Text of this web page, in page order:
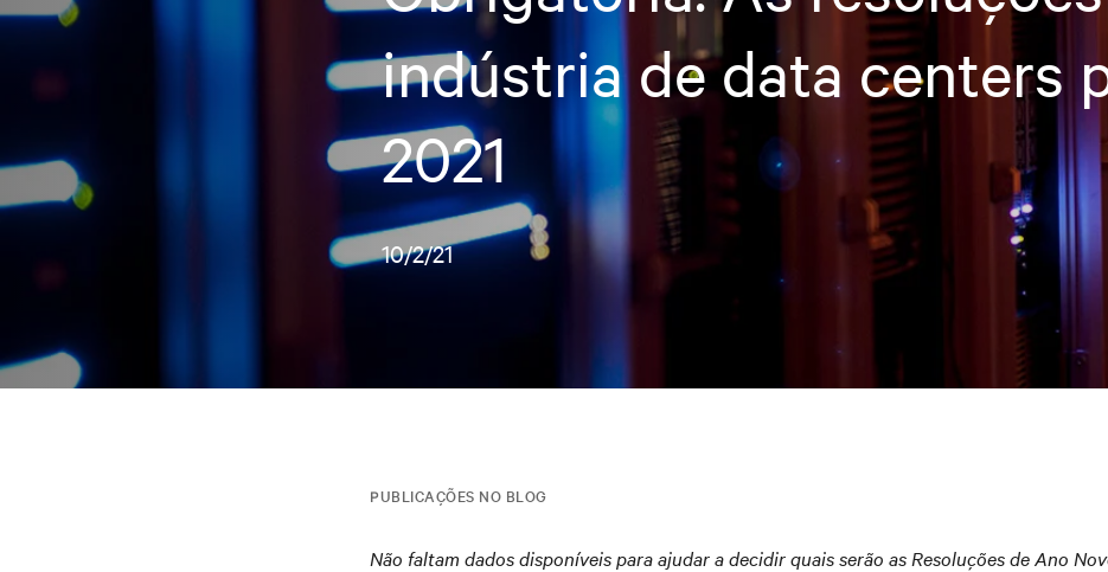
indústria de data centers
2021
10/2/21
PUBLICAÇÕES NO BLOG
Não faltam dados disponíveis para ajudar a decidir quais serão as Resoluções de Ano